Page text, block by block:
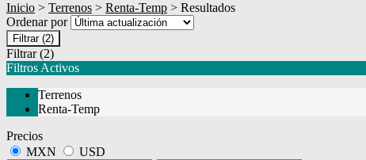
Inicio > Terrenos > Renta-Temp > Resultados
Ordenar por
Filtrar (2)
Filtrar (2)
Filtros Activos
Terrenos
Renta-Temp
Precios
MXN
USD